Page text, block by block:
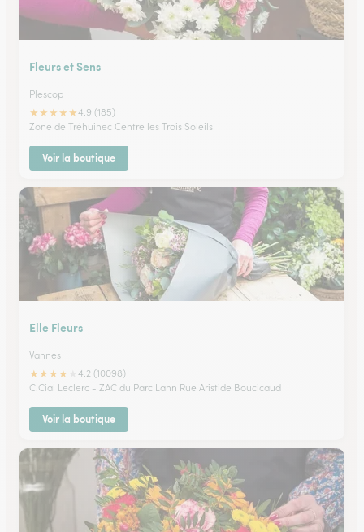
Fleurs et Sens
Plescop
★★★★★4.9 (185)
Zone de Tréhuinec Centre les Trois Soleils
Voir la boutique
Elle Fleurs
Vannes
★★★★
4.2 (10098)
C.Cial Leclerc - ZAC du Parc Lann Rue Aristide Boucicaud
Voir la boutique